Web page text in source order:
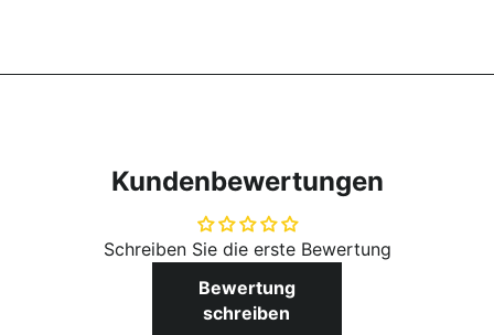
Kundenbewertungen
Schreiben Sie die erste Bewertung
Bewertung
schreiben